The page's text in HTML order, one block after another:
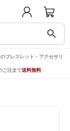
search
ブレスレット・アクセサリ
ご注文で送料無料